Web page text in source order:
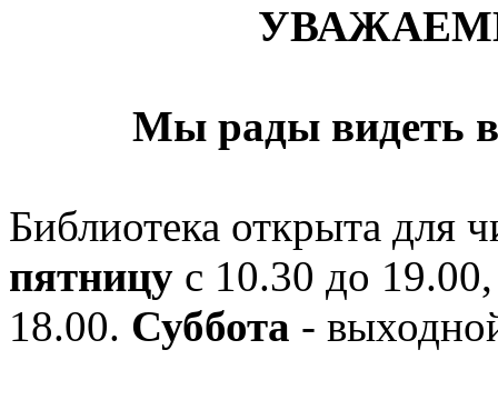
Мы рады видеть
Библиотека открыта для
пятницу с 10.30 до
18.00. Суббота -